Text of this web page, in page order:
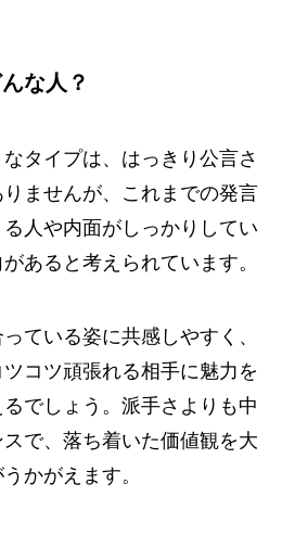
な人？
タイプは、はっきり公言さ
ませんが、これまでの発言
人や内面がしっかりしてい
あると考えられています。
ている姿に共感しやすく、
コツ頑張れる相手に魅力を
でしょう。派手さよりも中
で、落ち着いた価値観を大
かがえます。